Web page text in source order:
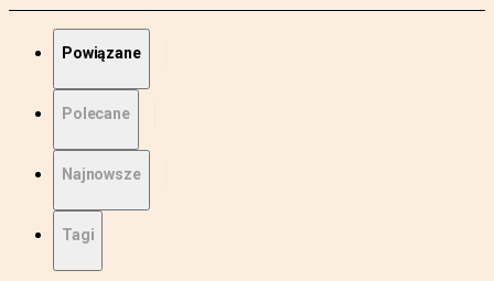
Powiązane
Polecane
Najnowsze
Tagi